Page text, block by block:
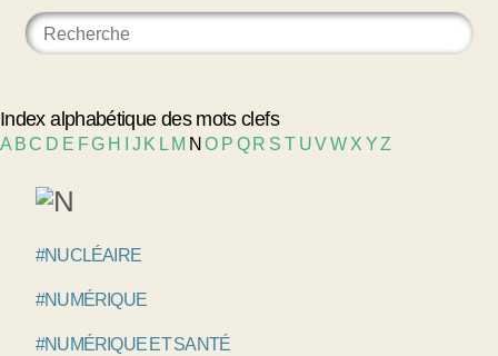
Index alphabétique des mots clefs
A BC D E FG H J K L M NO P Q R S T UVW X YZ
#NUCLÉAIRE
#NUMÉRIQUE
#NUMÉRIQUE ET SANTÉ